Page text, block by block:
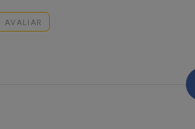
AVALIAR